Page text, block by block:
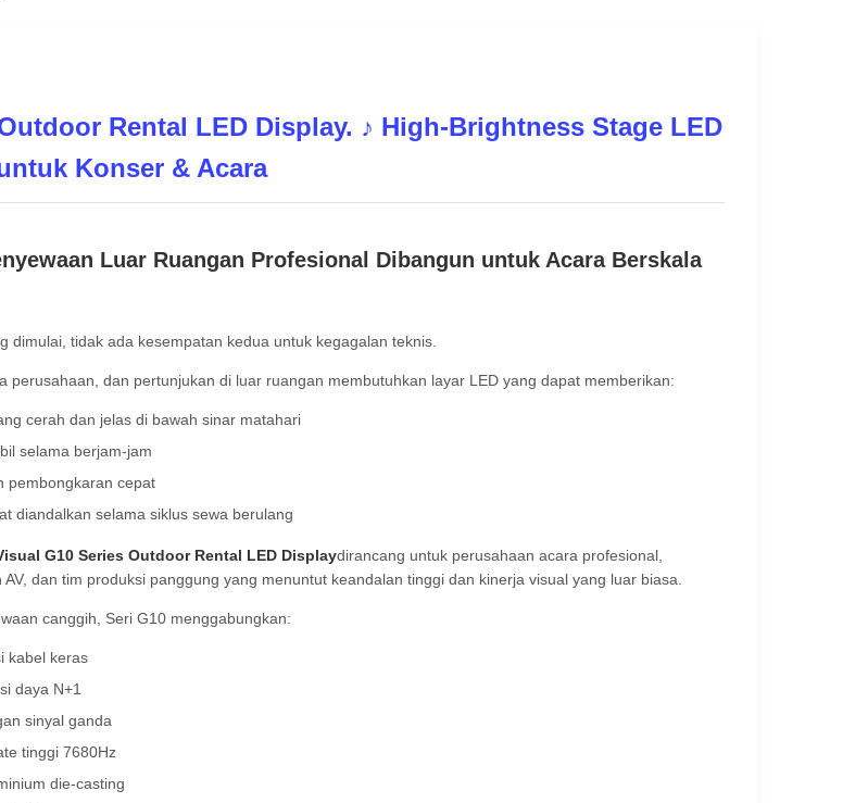
Rental LED Display. ♪ High-Brightness Stage LED
Konser & Acara
Luar Ruangan Profesional Dibangun untuk Acara Berskala
dimulai, tidak ada kesempatan kedua untuk kegagalan teknis.
perusahaan, dan pertunjukan di luar ruangan membutuhkan layar LED yang dapat memberikan:
cerah dan jelas di bawah sinar matahari
selama berjam-jam
pembongkaran cepat
diandalkan selama siklus sewa berulang
G10 Series Outdoor Rental LED Displaydirancang untuk perusahaan acara profesional,
dan tim produksi panggung yang menuntut keandalan tinggi dan kinerja visual yang luar biasa.
canggih, Seri G10 menggabungkan:
kabel keras
daya N+1
sinyal ganda
tinggi 7680Hz
die-casting